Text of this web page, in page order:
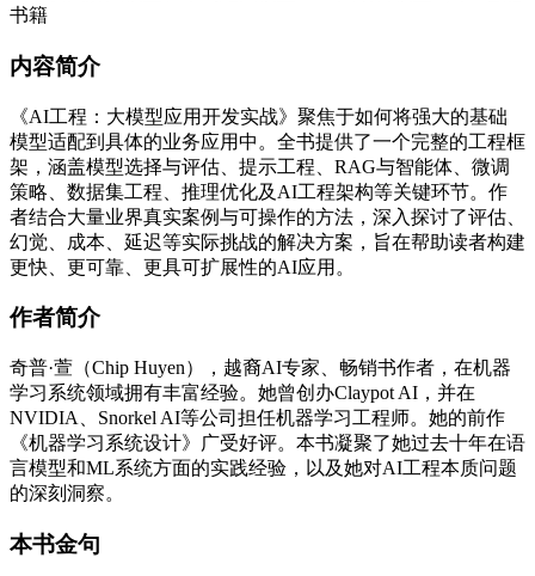
内容简介
《AI工程：大模型应用开发实战》聚焦于如何将强大的基础
模型适配到具体的业务应用中。全书提供了一个完整的工程框
架，涵盖模型选择与评估、提示工程、RAG与智能体、微调
策略、数据集工程、推理优化及AI工程架构等关键环节。作
者结合大量业界真实案例与可操作的方法，深入探讨了评估、
幻觉、成本、延迟等实际挑战的解决方案，旨在帮助读者构建
更快、更可靠、更具可扩展性的AI应用。
作者简介
奇普·萱（Chip Huyen），越裔AI专家、畅销书作者，在机器
学习系统领域拥有丰富经验。她曾创办Claypot AI，并在
NVIDIA、Snorkel AI等公司担任机器学习工程师。她的前作
《机器学习系统设计》广受好评。本书凝聚了她过去十年在语
言模型和ML系统方面的实践经验，以及她对AI工程本质问题
的深刻洞察。
本书金句